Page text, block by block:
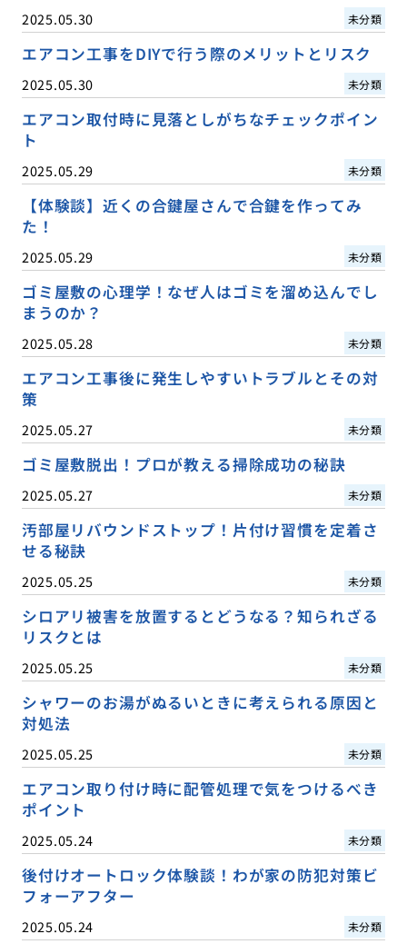
2025.05.30 未分類
エアコン工事をDIYで行う際のメリットとリスク
2025.05.30 未分類
エアコン取付時に見落としがちなチェックポイン
ト
2025.05.29 未分類
【体験談】近くの合鍵屋さんで合鍵を作ってみ
た！
2025.05.29 未分類
ゴミ屋敷の心理学！なぜ人はゴミを溜め込んでし
まうのか？
2025.05.28 未分類
エアコン工事後に発生しやすいトラブルとその対
策
2025.05.27 未分類
ゴミ屋敷脱出！プロが教える掃除成功の秘訣
2025.05.27 未分類
汚部屋リバウンドストップ！片付け習慣を定着さ
せる秘訣
2025.05.25 未分類
シロアリ被害を放置するとどうなる？知られざる
リスクとは
2025.05.25 未分類
シャワーのお湯がぬるいときに考えられる原因と
対処法
2025.05.25 未分類
エアコン取り付け時に配管処理で気をつけるべき
ポイント
2025.05.24 未分類
後付けオートロック体験談！わが家の防犯対策ビ
フォーアフター
2025.05.24 未分類